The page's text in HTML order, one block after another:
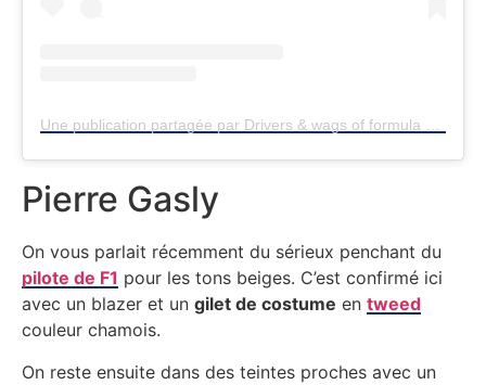
Une publication partagée par Drivers & wags of formula 1 (@f1wagsanddrivers)
Pierre Gasly
On vous parlait récemment du sérieux penchant du
pilote de F1 pour les tons beiges. C’est confirmé ici
avec un blazer et un gilet de costume en tweed
couleur chamois.
On reste ensuite dans des teintes proches avec un